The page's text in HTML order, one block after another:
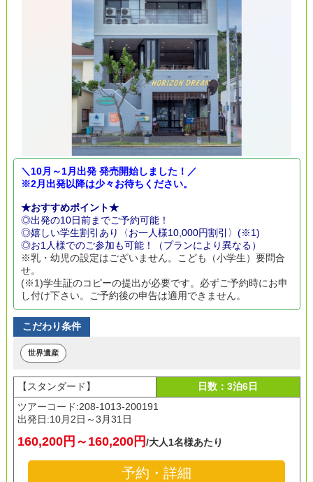
＼10月～1月出発 発売開始しました！／
※2月出発以降は少々お待ちください。
★おすすめポイント★
◎出発の10日前までご予約可能！
◎嬉しい学生割引あり〈お一人様10,000円割引〉(※1)
◎お1人様でのご参加も可能！（プランにより異なる）
※乳・幼児の設定はございません。こども（小学生）要問合
せ。
(※1)学生証のコピーの提出が必要です。必ずご予約時にお申
し付け下さい。ご予約後の申告は適用できません。
こだわり条件
世界遺産
【スタンダード】
日数：3泊6日
ツアーコード:208-1013-200191
出発日:10月2日～3月31日
160,200円～160,200円/大人1名様あたり
予約・詳細